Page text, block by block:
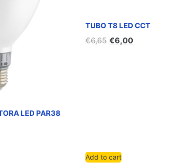
LED PAR38
TUBO T8 LED CCT
€6,65 €6,00
Add to cart